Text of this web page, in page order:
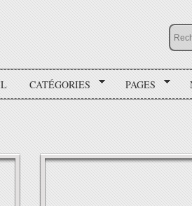
CATÉGORIES PAGES